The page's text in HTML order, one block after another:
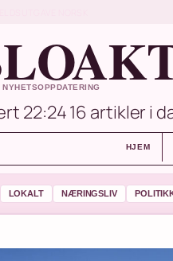
22:2416 artikler i
HJEM
LOKALT NÆRINGSLIV